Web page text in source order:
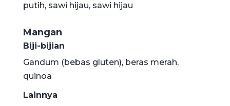
putih, sawi hijau, sawi hijau
Mangan
Biji-bijian
Gandum (bebas gluten), beras merah,
quinoa
Lainnya